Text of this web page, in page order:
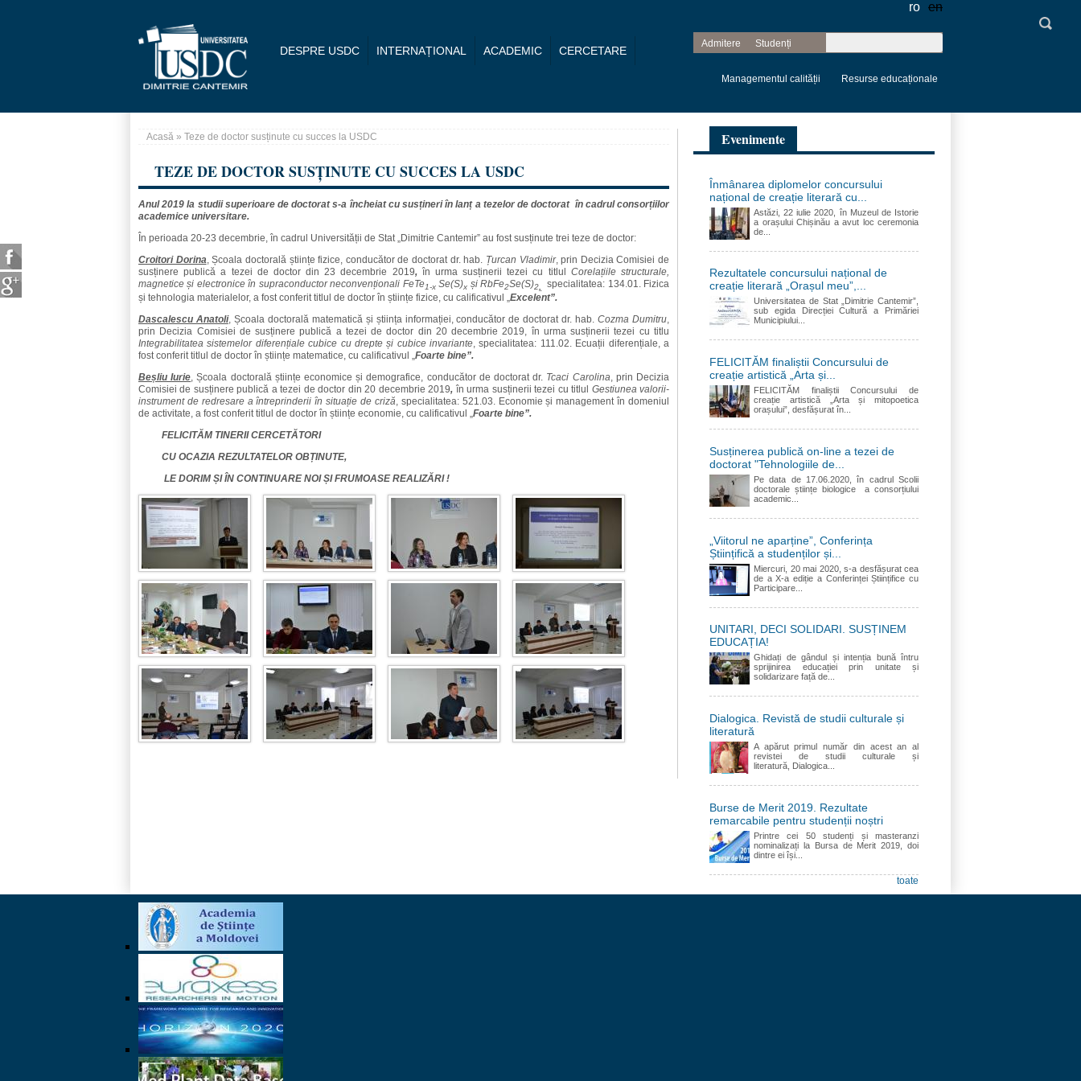
DESPRE USDC INTERNAȚIONAL ACADEMIC CERCETARE
ro en
Admitere Studenți
Formular de
căutare
Managementul calității Resurse educaționale
Acasă » Teze de doctor susținute cu succes la USDC
TEZE DE DOCTOR SUSȚINUTE CU SUCCES LA USDC
Anul 2019 la studii superioare de doctorat s-a încheiat cu susțineri în lanț a tezelor de doctorat în cadrul consorțiilor
academice universitare.
În perioada 20-23 decembrie, în cadrul Universității de Stat „Dimitrie Cantemir” au fost susținute trei teze de doctor:
Croitori Dorina, Școala doctorală științe fizice, conducător de doctorat dr. hab. Țurcan Vladimir, prin Decizia Comisiei de
susținere publică a tezei de doctor din 23 decembrie 2019,în urma susținerii tezei cu titlul Corelațiile structurale,
magnetice și electronice în supraconductor neconvenționali FeTe1-xSe(S)x și RbFe2Se(S)2,
specialitatea: 134.01. Fizica
și tehnologia materialelor, a fost conferit titlul de doctor în științe fizice, cu calificativul „Excelent”.
Dascalescu Anatoli, Școala doctorală matematică și știința informației, conducător de doctorat dr. hab.Cozma Dumitru,
prin Decizia Comisiei de susținere publică a tezei de doctor din 20 decembrie 2019, în urma susținerii tezei cu titlu
Integrabilitatea sistemelor diferențiale cubice cu drepte și cubice invariante, specialitatea: 111.02. Ecuații diferențiale, a
fost conferit titlul de doctor în științe matematice, cu calificativul „Foarte bine”.
Beșliu Iurie, Școala doctorală științe economice și demografice, conducător de doctorat dr. Tcaci Carolina, prin Decizia
Comisiei de susținere publică a tezei de doctor din 20 decembrie 2019, în urma susținerii tezei cu titlul Gestiunea valorii-
instrument de redresare a întreprinderii în situație de criză, specialitatea: 521.03. Economie și management în domeniul
de activitate, a fost conferit titlul de doctor în științe economie, cu calificativul „Foarte bine”.
FELICITĂM TINERII CERCETĂTORI
CU OCAZIA REZULTATELOR OBȚINUTE,
LE DORIM ȘI ÎN CONTINUARE NOI ȘI FRUMOASE REALIZĂRI !
Evenimente
Înmânarea diplomelor concursului
național de creație literară cu...
Astăzi, 22 iulie 2020, în Muzeul de Istorie
a orașului Chișinău a avut loc ceremonia
de...
Rezultatele concursului național de
creație literară „Orașul meu”,...
Universitatea de Stat „Dimitrie Cantemir”,
sub egida Direcției Cultură a Primăriei
Municipiului...
FELICITĂM finaliștii Concursului de
creație artistică „Arta și...
FELICITĂM finaliștii Concursului de
creație artistică „Arta și mitopoetica
orașului”, desfășurat în...
Susținerea publică on-line a tezei de
doctorat "Tehnologiile de...
Pe data de 17.06.2020, în cadrul Scolii
doctorale științe biologice a consorțiului
academic...
„Viitorul ne aparține”, Conferința
Științifică a studenților și...
Miercuri, 20 mai 2020, s-a desfășurat cea
de a X-a ediție a Conferinței Științifice cu
Participare...
UNITARI, DECI SOLIDARI. SUSȚINEM
EDUCAȚIA!
Ghidați de gândul și intenția bună întru
sprijinirea educației prin unitate și
solidarizare față de...
Dialogica. Revistă de studii culturale și
literatură
A apărut primul număr din acest an al
revistei de studii culturale și
literatură, Dialogica...
Burse de Merit 2019. Rezultate
remarcabile pentru studenții noștri
Printre cei 50 studenți și masteranzi
nominalizați la Bursa de Merit 2019, doi
dintre ei își...
toate